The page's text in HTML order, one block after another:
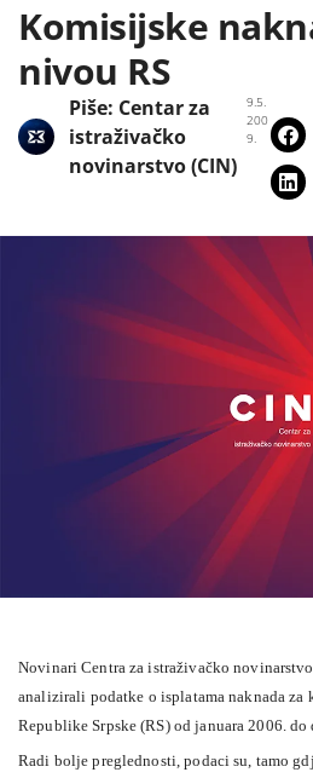
Komisijske
nivou RS
9.5.
200
9.
Piše: Centar za
istraživačko
novinarstvo (CIN)
Novinari Centra za istraživačko
analizirali podatke o isplatama naknada
Republike Srpske (RS) od januara 2006. do
Radi bolje preglednosti, podaci su, tamo